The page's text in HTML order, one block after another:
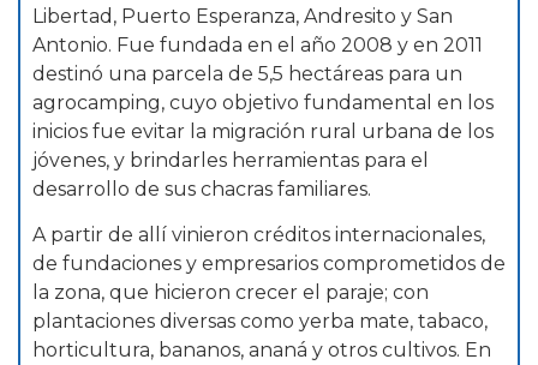
Libertad, Puerto Esperanza, Andresito y San
Antonio. Fue fundada en el año 2008 y en 2011
destinó una parcela de 5,5 hectáreas para un
agrocamping, cuyo objetivo fundamental en los
inicios fue evitar la migración rural urbana de los
jóvenes, y brindarles herramientas para el
desarrollo de sus chacras familiares.
A partir de allí vinieron créditos internacionales,
de fundaciones y empresarios comprometidos de
la zona, que hicieron crecer el paraje; con
plantaciones diversas como yerba mate, tabaco,
horticultura, bananos, ananá y otros cultivos. En